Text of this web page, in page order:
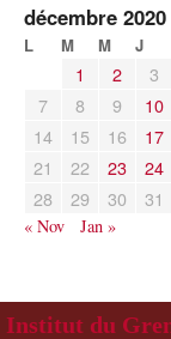
décembre 2020
L M M J
1 2 3
7
8 9 10
14
15 16 17
21
22 23 24
28
29 30 31
« Nov Jan »
Institut du